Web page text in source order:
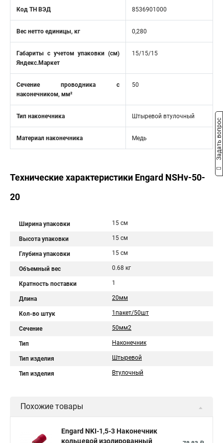
Код ТН ВЭД 8536901000
Вес нетто единицы, кг 0,280
Габариты с учетом упаковки (см)
Яндекс.Маркет
15/15/15
Сечение проводника с
наконечником, мм²
50
Тип наконечника Штыревой втулочный
Материал наконечника Медь
Технические характеристики Engard NSHv-50-
20
Ширина упаковки 15 см
Высота упаковки 15 см
Глубина упаковки 15 см
Объемный вес 0.68 кг
Кратность поставки 1
Длина 20мм
Кол-во штук 1пакет/50шт
Сечение 50мм2
Тип Наконечник
Тип изделия Штыревой
Тип изделия Втулочный
Похожие товары
Engard NKI-1,5-3 Наконечник
кольцевой изолированный
Задать вопрос